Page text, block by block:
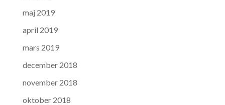
maj 2019
april 2019
mars 2019
december 2018
november 2018
oktober 2018